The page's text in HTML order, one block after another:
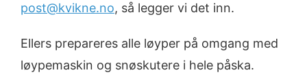
post@kvikne.no, så legger vi det inn.
Ellers prepareres alle løyper på omgang med
løypemaskin og snøskutere i hele påska.